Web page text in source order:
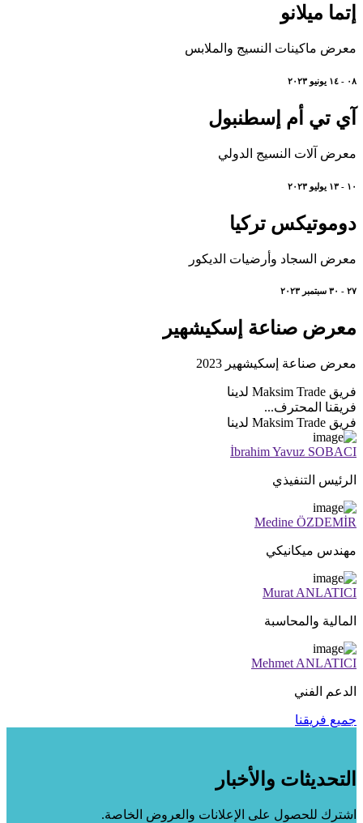
إتما ميلانو
معرض ماكينات النسيج والملابس
٠٨ - ١٤ يونيو ٢٠٢٣
آي تي أم إسطنبول
معرض آلات النسيج الدولي
١٠ - ١٣ يوليو ٢٠٢٣
دوموتيكس تركيا
معرض السجاد وأرضيات الديكور
٢٧ - ٣٠ سبتمبر ٢٠٢٣
معرض صناعة إسكيشهير
معرض صناعة إسكيشهير 2023
فريق Maksim Trade لدينا
فريقنا المحترف...
فريق Maksim Trade لدينا
İbrahim Yavuz SOBACI
الرئيس التنفيذي
Medine ÖZDEMİR
مهندس ميكانيكي
Murat ANLATICI
المالية والمحاسبة
Mehmet ANLATICI
الدعم الفني
جميع فريقنا
التحديثات والأخبار
اشترك للحصول على الإعلانات والعروض الخاصة.